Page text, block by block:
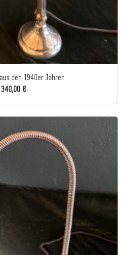
den 1940er Jahren
340,00 €